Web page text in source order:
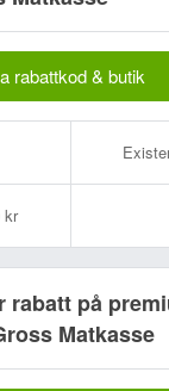
rabattkod & butik
kr
rabatt på
Matkasse